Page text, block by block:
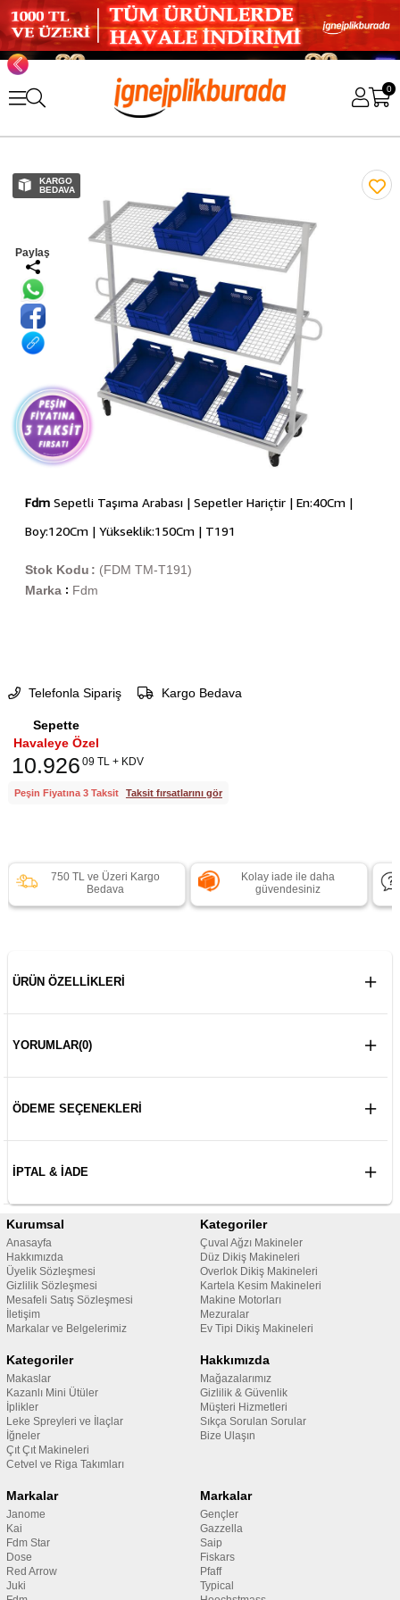
0
KARGO
BEDAVA
Paylaş
FdmSepetli Taşıma Arabası | Sepetler Hariçtir | En:40Cm |
Boy:120Cm | Yükseklik:150Cm | T191
(FDM TM-T191)
Stok Kodu
Marka : Fdm
Telefonla Sipariş Kargo Bedava
Sepette
Havaleye Özel
10.926 09 TL + KDV
Peşin Fiyatına 3 Taksit Taksit fırsatlarını gör
750 TL ve Üzeri Kargo
Bedava
Kolay iade ile daha
güvendesiniz
ÜRÜN ÖZELLIKLERI
YORUMLAR(0)
ÖDEME SEÇENEKLERI
İPTAL & İADE
Kurumsal
Anasayfa
Hakkımızda
Üyelik Sözleşmesi
Gizlilik Sözleşmesi
Mesafeli Satış Sözleşmesi
İletişim
Markalar ve Belgelerimiz
Kategoriler
Çuval Ağzı Makineler
Düz Dikiş Makineleri
Overlok Dikiş Makineleri
Kartela Kesim Makineleri
Makine Motorları
Mezuralar
Ev Tipi Dikiş Makineleri
Kategoriler
Makaslar
Kazanlı Mini Ütüler
İplikler
Leke Spreyleri ve İlaçlar
İğneler
Çıt Çıt Makineleri
Cetvel ve Riga Takımları
Hakkımızda
Mağazalarımız
Gizlilik & Güvenlik
Müşteri Hizmetleri
Sıkça Sorulan Sorular
Bize Ulaşın
Markalar
Janome
Kai
Fdm Star
Dose
Red Arrow
Juki
Markalar
Gençler
Gazzella
Saip
Fiskars
Pfaff
Typical